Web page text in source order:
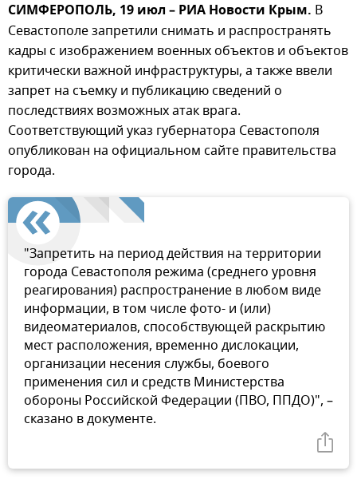
СИМФЕРОПОЛЬ, 19 июл – РИА Новости Крым. В
Севастополе запретили снимать и распространять
кадры с изображением военных объектов и объектов
критически важной инфраструктуры, а также ввели
запрет на съемку и публикацию сведений о
последствиях возможных атак врага.
Соответствующий указ губернатора Севастополя
опубликован на официальном сайте правительства
города.
"Запретить на период действия на территории
города Севастополя режима (среднего уровня
реагирования) распространение в любом виде
информации, в том числе фото- и (или)
видеоматериалов, способствующей раскрытию
мест расположения, временно дислокации,
организации несения службы, боевого
применения сил и средств Министерства
обороны Российской Федерации (ПВО, ППДО)", –
сказано в документе.